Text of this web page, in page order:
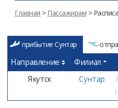
Главная > Пассажирам >
прибытие Сунтар
Направление Филиал
Якутск
Сунтар